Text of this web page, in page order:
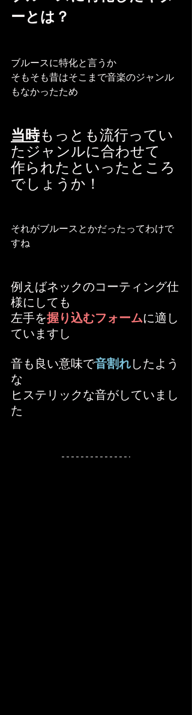
ーとは？
ブルースに特化と言うか
そもそも昔はそこまで音楽のジャンル
もなかったため
当時もっとも流行ってい
たジャンルに合わせて
作られたといったところ
でしょうか！
それがブルースとかだったってわけで
すね
例えばネックのコーティング仕
様にしても
左手を握り込むフォームに適し
ていますし
音も良い意味で音割れしたよう
な
ヒステリックな音がしていまし
た